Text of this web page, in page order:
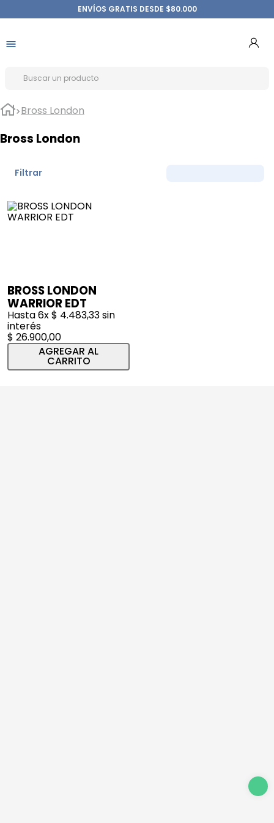
ENVÍOS GRATIS DESDE $80.000
Bross London
Bross London
Filtrar
BROSS LONDON
WARRIOR EDT
Hasta6x$ 4.483,33sin
interés
$ 26.900,00
AGREGAR AL
CARRITO